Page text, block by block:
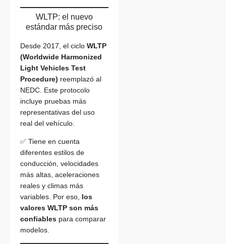
WLTP: el nuevo
estándar más preciso
Desde 2017, el ciclo WLTP
(Worldwide Harmonized
Light Vehicles Test
Procedure) reemplazó al
NEDC. Este protocolo
incluye pruebas más
representativas del uso
real del vehículo.
✅ Tiene en cuenta
diferentes estilos de
conducción, velocidades
más altas, aceleraciones
reales y climas más
variables. Por eso, los
valores WLTP son más
confiables para comparar
modelos.